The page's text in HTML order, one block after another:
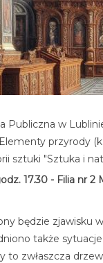
Publiczna w
przyrody
sztuki "Sztuka i
17.30 - Filia nr 2
będzie zjawisku
także
to zwłaszcza